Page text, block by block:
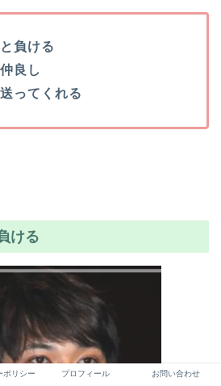
負ける
良し
ってくれる
ける
ポリシー プロフィール お問い合わせ